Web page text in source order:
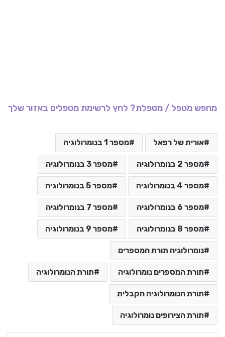
מחפש מטפל / מטפלת? לחץ לרשימת מטפלים באזור שלך
אורית של רפאל מספר 1 בנומרולוגיה
מספר 2 בנומרולוגיה מספר 3 בנומרולוגיה
מספר 4 בנומרולוגיה מספר 5 בנומרולוגיה
מספר 6 בנומרולוגיה מספר 7 בנומרולוגיה
מספר 8 בנומרולוגיה מספר 9 בנומרולוגיה
נומרולוגיה תורת המספרים
תורת המספרים נומרולוגיה תורת הנומרולוגיה
תורת הנומרולוגיה הקבלית
תורת הצירופים נומרולוגיה